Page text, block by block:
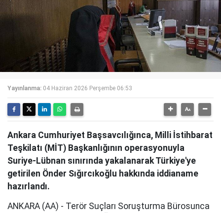
Yayınlanma: 04 Haziran 2026 Perşembe 06:53
Ankara Cumhuriyet Başsavcılığınca, Milli İstihbarat
Teşkilatı (MİT) Başkanlığının operasyonuyla
Suriye-Lübnan sınırında yakalanarak Türkiye'ye
getirilen Önder Sığırcıkoğlu hakkında iddianame
hazırlandı.
ANKARA (AA) - Terör Suçları Soruşturma Bürosunca